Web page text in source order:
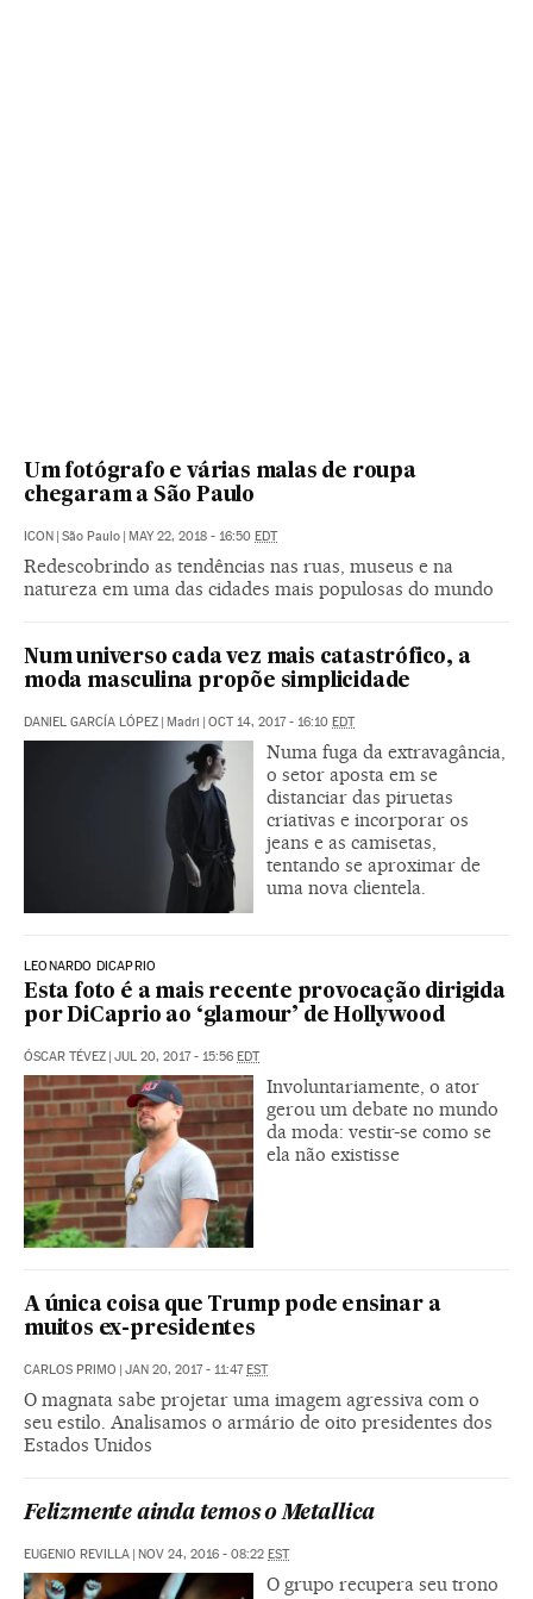
Um fotógrafo e várias malas de roupa
chegaram a São Paulo
ICON São Paulo MAY 22, 2018 - 16:50 EDT
Redescobrindo as tendências nas ruas, museus e na
natureza em uma das cidades mais populosas do mundo
Num universo cada vez mais catastrófico, a
moda masculina propõe simplicidade
DANIEL GARCÍA LÓPEZ Madri OCT 14, 2017 - 16:10 EDT
Numa fuga da extravagância,
o setor aposta em se
distanciar das piruetas
criativas e incorporar os
jeans e as camisetas,
tentando se aproximar de
uma nova clientela.
LEONARDO DICAPRIO
Esta foto é a mais recente provocação dirigida
por DiCaprio ao ‘glamour’ de Hollywood
ÓSCAR TÉVEZ JUL 20, 2017 - 15:56 EDT
Involuntariamente, o ator
gerou um debate no mundo
da moda: vestir-se como se
ela não existisse
A única coisa que Trump pode ensinar a
muitos ex-presidentes
CARLOS PRIMO | JAN 20, 2017 - 11:47EST
O magnata sabe projetar uma imagem agressiva com o
seu estilo. Analisamos o armário de oito presidentes dos
Estados Unidos
Felizmente ainda temos o Metallica
EUGENIO REVILLA | NOV 24, 2016 - 08:22 EST
O grupo recupera seu trono